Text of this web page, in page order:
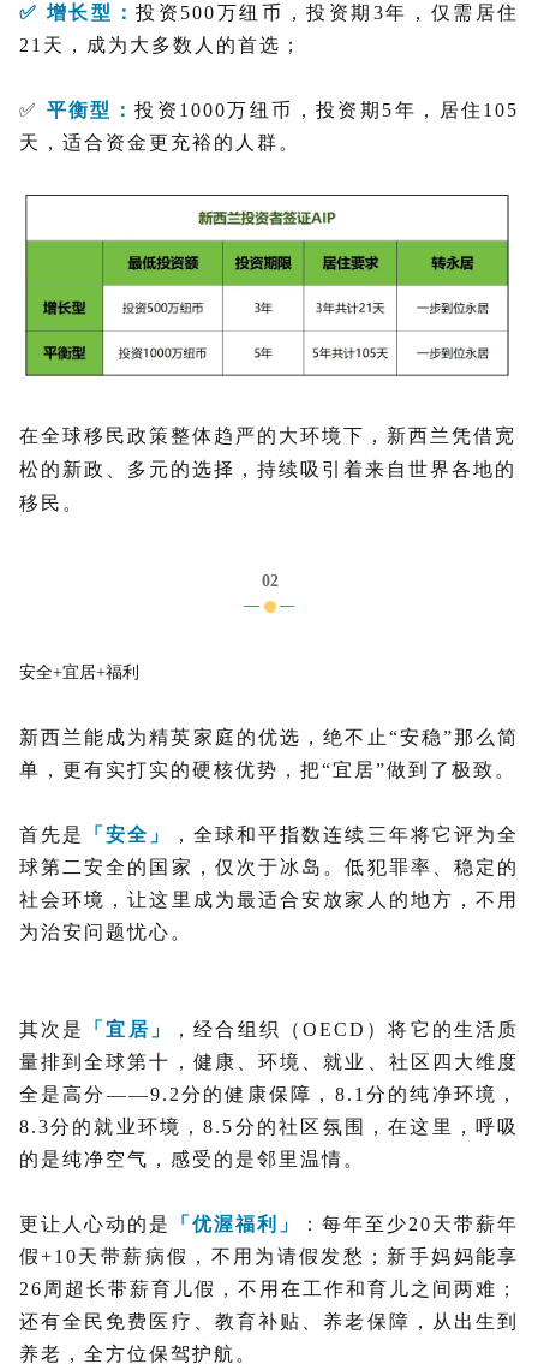
✅ 增长型：投资500万纽币，投资期3年，仅需居住
21天，成为大多数人的首选；
✅ 平衡型：投资1000万纽币，投资期5年，居住105
天，适合资金更充裕的人群。
在全球移民政策整体趋严的大环境下，新西兰凭借宽
松的新政、多元的选择，持续吸引着来自世界各地的
移民。
02
安全+宜居+福利
新西兰能成为精英家庭的优选，绝不止“安稳”那么简
单，更有实打实的硬核优势，把“宜居”做到了极致。
首先是 「安全」
，全球和平指数连续三年将它评为全
球第二安全的国家，仅次于冰岛。低犯罪率、稳定的
社会环境，让这里成为最适合安放家人的地方，不用
为治安问题忧心。
其次是 「宜居」
，经合组织（OECD）将它的生活质
量排到全球第十，健康、环境、就业、社区四大维度
全是高分——9.2分的健康保障，8.1分的纯净环境，
8.3分的就业环境，8.5分的社区氛围，在这里，呼吸
的是纯净空气，感受的是邻里温情。
更让人心动的是 「优渥福利」
：每年至少20天带薪年
假+10天带薪病假，不用为请假发愁；新手妈妈能享
26周超长带薪育儿假，不用在工作和育儿之间两难；
还有全民免费医疗、教育补贴、养老保障，从出生到
养老，全方位保驾护航。